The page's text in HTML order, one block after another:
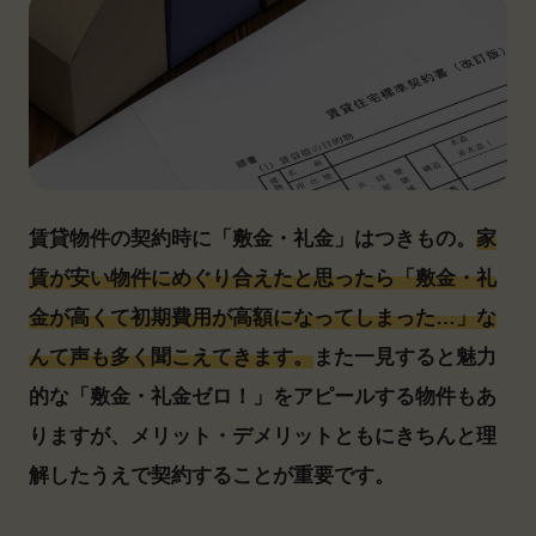
賃貸物件の契約時に「敷金・礼金」はつきもの。 家
賃が安い物件にめぐり合えたと思ったら「敷金・礼
金が高くて初期費用が高額になってしまった…」な
んて声も多く聞こえてきます。また一見すると魅力
的な「敷金・礼金ゼロ！」をアピールする物件もあ
りますが、メリット・デメリットともにきちんと理
解したうえで契約することが重要です。